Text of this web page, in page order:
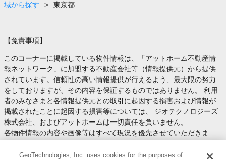
域から探す
> 東京都
【免責事項】
このコーナーに掲載している物件情報は、「アットホーム不動産情
報ネットワーク」に加盟する不動産会社等（情報提供元）から提供
されています。信頼性の高い情報提供が行えるよう、最大限の努力
をしておりますが、その内容を保証するものではありません。 利用
者のみなさまと各情報提供元との取引に起因する損害および情報が
掲載されたことに起因する損害等については、 ジオテクノロジーズ
株式会社、およびアットホームは一切責任を負いません。
各物件情報の内容や画像等はすべて現況を優先させていただきま
す。
お取引等（お取引の準備、資金調達等を含みます）の際には、内容
GeoTechnologies, Inc. uses cookies for the purposes of